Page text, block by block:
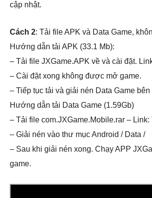
cập nhật.
Cách 2: Tải file APK và Data Game,
Hướng dẫn tải APK (33.1 Mb):
– Tải file JXGame.APK về và cài đặt.
– Cài đặt xong không được mở game.
– Tiếp tục tải và giải nén Data Game
Hướng dẫn tải Data Game (1.59Gb)
– Tải file com.JXGame.Mobile.rar – Link:
– Giải nén vào thư mục Android / Data /
– Sau khi giải nén xong. Chạy APP
game.